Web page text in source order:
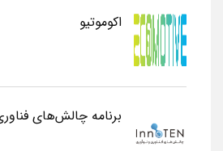
اکوموتیو
برنامه چالش‌های